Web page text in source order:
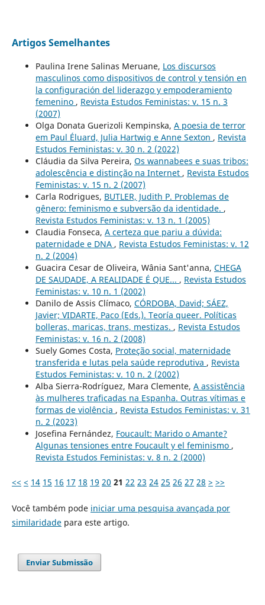
Artigos Semelhantes
Paulina Irene Salinas Meruane, Los discursos
masculinos como dispositivos de control y tensión en
la configuración del liderazgo y empoderamiento
femenino , Revista Estudos Feministas: v. 15 n. 3
(2007)
Olga Donata Guerizoli Kempinska, A poesia de terror
em Paul Éluard, Julia Hartwig e Anne Sexton , Revista
Estudos Feministas: v. 30 n. 2 (2022)
Cláudia da Silva Pereira, Os wannabees e suas tribos:
adolescência e distinção na Internet , Revista Estudos
Feministas: v. 15 n. 2 (2007)
Carla Rodrigues, BUTLER, Judith P. Problemas de
gênero: feminismo e subversão da identidade. ,
Revista Estudos Feministas: v. 13 n. 1 (2005)
Claudia Fonseca, A certeza que pariu a dúvida:
paternidade e DNA , Revista Estudos Feministas: v. 12
n. 2 (2004)
Guacira Cesar de Oliveira, Wânia Sant'anna, CHEGA
DE SAUDADE, A REALIDADE É QUE... , Revista Estudos
Feministas: v. 10 n. 1 (2002)
Danilo de Assis Clímaco, CÓRDOBA, David; SÁEZ,
Javier; VIDARTE, Paco (Eds.). Teoría queer. Políticas
bolleras, maricas, trans, mestizas. , Revista Estudos
Feministas: v. 16 n. 2 (2008)
Suely Gomes Costa, Proteção social, maternidade
transferida e lutas pela saúde reprodutiva , Revista
Estudos Feministas: v. 10 n. 2 (2002)
Alba Sierra-Rodríguez, Mara Clemente, A assistência
às mulheres traficadas na Espanha. Outras vítimas e
formas de violência , Revista Estudos Feministas: v. 31
n. 2 (2023)
Josefina Fernández, Foucault: Marido o Amante?
Algunas tensiones entre Foucault y el feminismo ,
Revista Estudos Feministas: v. 8 n. 2 (2000)
<< < 14 15 16 17 18 19 20 21 22 23 24 25 26 27 28 > >>
Você também pode iniciar uma pesquisa avançada por
similaridadepara este artigo.
Enviar Submissão